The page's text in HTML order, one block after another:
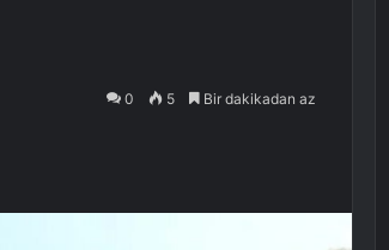
0 5 Bir dakikadan az